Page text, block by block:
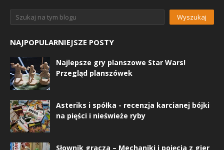
NAJPOPULARNIEJSZE POSTY
Najlepsze gry planszowe Star Wars!
Przegląd planszówek
Asteriks i spółka - recenzja karcianej bójki
na pięści i nieświeże ryby
Słownik gracza – Mechaniki i pojęcia z gier